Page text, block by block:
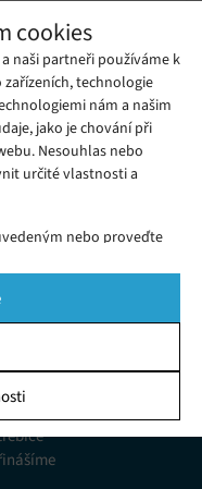
cookies
naši partneři používáme k
technologie
nám a našim
jako je chování při
Nesouhlas nebo
určité vlastnosti a
nebo proveďte
použity pouze na tomto
kliknutím na tlačítko
Porozumění
údajů z
v
ji tým zSong Contest
akcí a soutěží, bez